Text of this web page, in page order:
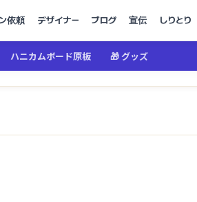
依頼 デザイナー ブログ 宣伝 しりとり
ハニカムボード原板 🎁 グッズ